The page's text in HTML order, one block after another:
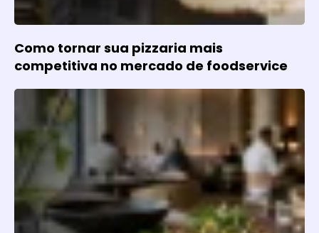
Como tornar sua pizzaria mais
competitiva no mercado de foodservice